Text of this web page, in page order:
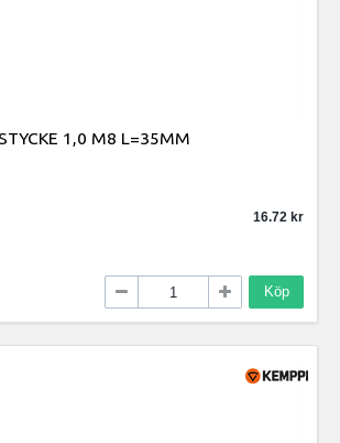
1,0 M8 L=35MM
16.72
Köp